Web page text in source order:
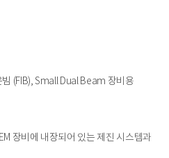
(FIB), Small Dual Beam 장비용
장비에 내장되어 있는 제진 시스템과